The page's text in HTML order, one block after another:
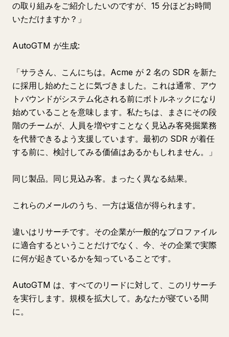
の取り組みをご紹介したいのですが、15 分ほどお時間
いただけますか？」
AutoGTM が生成:
「サラさん、こんにちは。Acme が 2 名の SDR を新た
に採用し始めたことに気づきました。これは通常、アウ
トバウンドがシステム化される前にボトルネックになり
始めていることを意味します。私たちは、まさにその段
階のチームが、人員を増やすことなく見込み客発掘業務
を代替できるよう支援しています。最初の SDR が着任
する前に、検討してみる価値はあるかもしれません。」
同じ製品。同じ見込み客。まったく異なる結果。
これらのメールのうち、一方は返信が得られます。
違いはリサーチです。その企業が一般的なプロファイル
に適合するということだけでなく、今、その企業で実際
に何が起きているかを知っていることです。
AutoGTM は、すべてのリードに対して、このリサーチ
を実行します。規模を拡大して。あなたが寝ている間
に。